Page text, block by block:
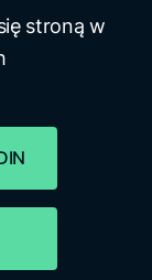
stroną w